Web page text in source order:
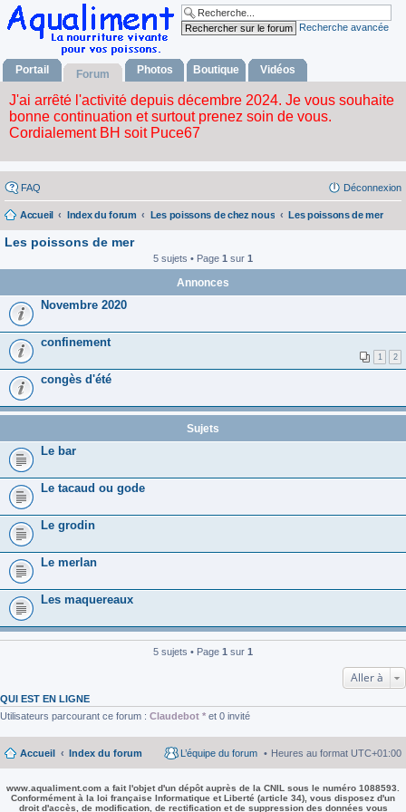
Recherche avancée
Portail Forum Photos Boutique Vidéos
FAQ Déconnexion
Accueil Index du forum Les poissons de chez nous Les poissons de mer
Les poissons de mer
5 sujets • Page 1 sur 1
Annonces
Novembre 2020
confinement
1 2
congès d'été
Sujets
Le bar
Le tacaud ou gode
Le grodin
Le merlan
Les maquereaux
5 sujets • Page 1 sur 1
Aller à
QUI EST EN LIGNE
Utilisateurs parcourant ce forum : Claudebot * et 0 invité
Accueil Index du forum Heures au format UTC+01:00
L’équipe du forum
www.aqualiment.com a fait l'objet d'un dépôt auprès de la CNIL sous le numéro 1088593.
Conformément à la loi française Informatique et Liberté (article 34), vous disposez d'un
droit d'accès, de modification, de rectification et de suppression des données vous